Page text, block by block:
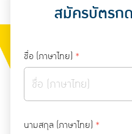
สมัครบัตรก
ชื่อ (ภาษาไทย) *
นามสกุล (ภาษาไทย) *